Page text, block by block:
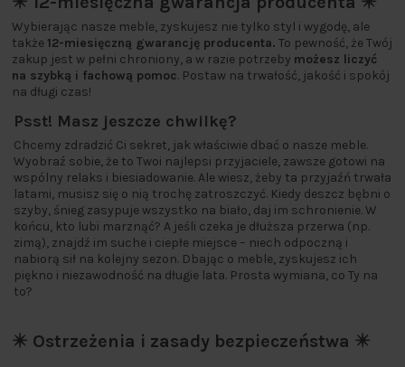
Wybierając nasze meble, zyskujesz nie tylko styl i wygodę, ale
także 12-miesięczną gwarancję producenta. To pewność, że Twój
zakup jest w pełni chroniony, a w razie potrzeby możesz liczyć
na szybką i fachową pomoc. Postaw na trwałość, jakość i spokój
na długi czas!
Psst! Masz jeszcze chwilkę?
Chcemy zdradzić Ci sekret, jak właściwie dbać o nasze meble.
Wyobraź sobie, że to Twoi najlepsi przyjaciele, zawsze gotowi na
wspólny relaks i biesiadowanie. Ale wiesz, żeby ta przyjaźń trwała
latami, musisz się o nią trochę zatroszczyć. Kiedy deszcz bębni o
szyby, śnieg zasypuje wszystko na biało, daj im schronienie. W
końcu, kto lubi marznąć? A jeśli czeka je dłuższa przerwa (np.
zimą), znajdź im suche i ciepłe miejsce – niech odpoczną i
nabiorą sił na kolejny sezon. Dbając o meble, zyskujesz ich
piękno i niezawodność na długie lata. Prosta wymiana, co Ty na
to?
✴️ Ostrzeżenia i zasady bezpieczeństwa ✴️